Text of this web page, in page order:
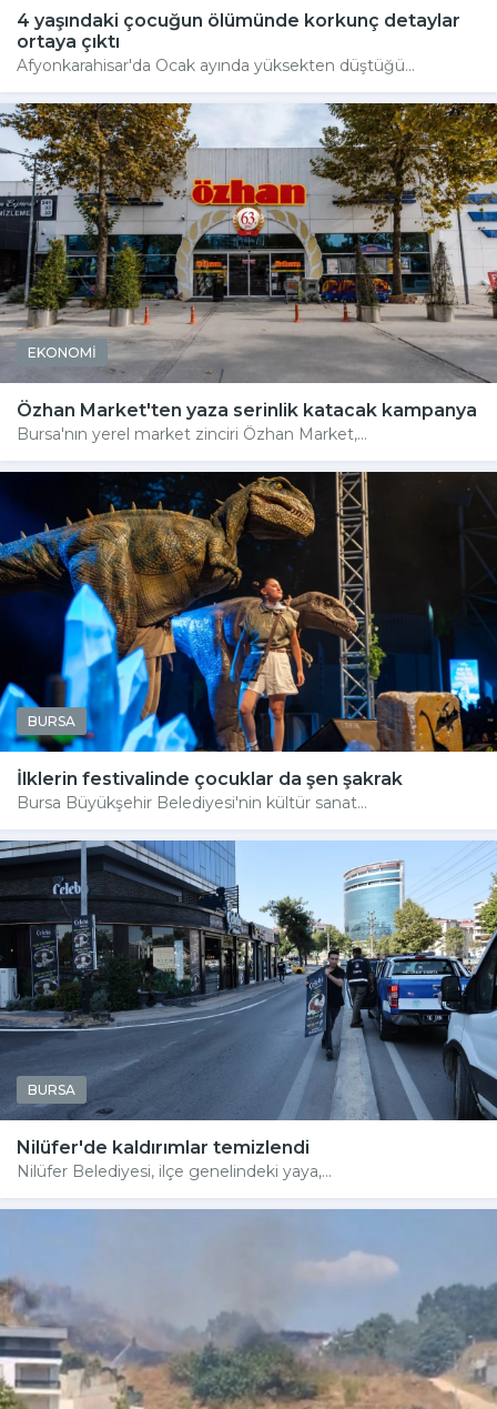
4 yaşındaki çocuğun ölümünde korkunç detaylar
ortaya çıktı
Afyonkarahisar'da Ocak ayında yüksekten düştüğü...
EKONOMİ
Özhan Market'ten yaza serinlik katacak kampanya
Bursa'nın yerel market zinciri Özhan Market,...
BURSA
İlklerin festivalinde çocuklar da şen şakrak
Bursa Büyükşehir Belediyesi'nin kültür sanat...
BURSA
Nilüfer'de kaldırımlar temizlendi
Nilüfer Belediyesi, ilçe genelindeki yaya,...